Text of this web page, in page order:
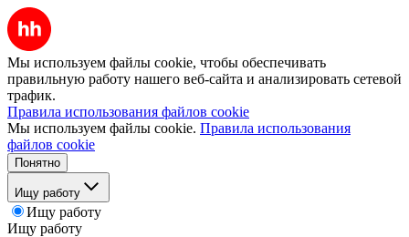
Мы используем файлы cookie, чтобы обеспечивать
правильную работу нашего веб-сайта и анализировать сетевой
трафик.
Правила использования файлов cookie
Мы используем файлы cookie. Правила использования
файлов cookie
Понятно
Ищу работу
Ищу работу
Ищу работу